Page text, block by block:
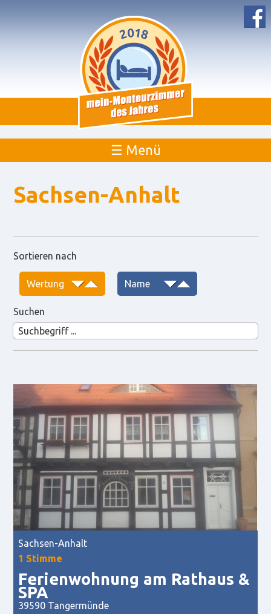
☰ Menü
Sachsen-Anhalt
Sortieren nach
Suchen
Sachsen-Anhalt
1 Stimme
Ferienwohnung am Rathaus &
SPA
39590 Tangermünde